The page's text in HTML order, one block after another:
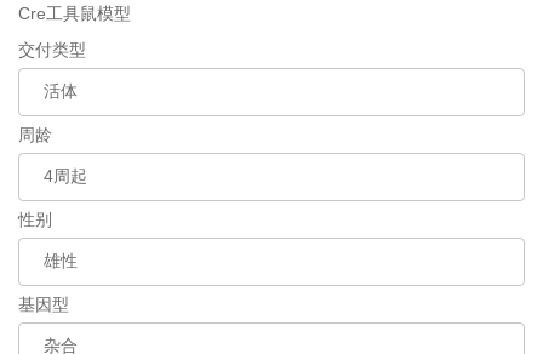
Cre工具鼠模型
交付类型
周龄
性别
基因型